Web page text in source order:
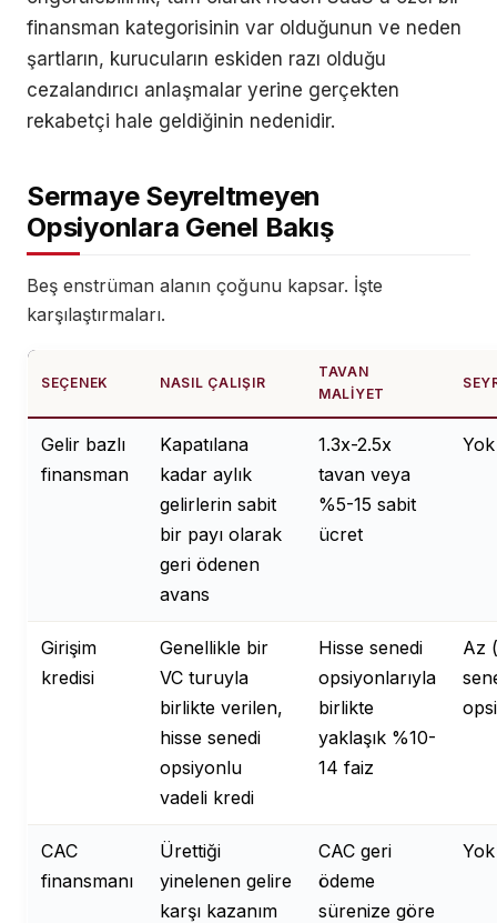
finansman kategorisinin var olduğunun ve neden
şartların, kurucuların eskiden razı olduğu
cezalandırıcı anlaşmalar yerine gerçekten
rekabetçi hale geldiğinin nedenidir.
Sermaye Seyreltmeyen
Opsiyonlara Genel Bakış
Beş enstrüman alanın çoğunu kapsar. İşte
karşılaştırmaları.
SEÇENEK NASIL ÇALIŞIR
TAVAN
MALIYET
Gelir bazlı
finansman
Kapatılana
kadar aylık
gelirlerin sabit
bir payı olarak
geri ödenen
avans
1.3x-2.5x
tavan veya
%5-15 sabit
ücret
Yok
Girişim
kredisi
Genellikle bir
VC turuyla
birlikte verilen,
hisse senedi
opsiyonlu
vadeli kredi
Hisse senedi
opsiyonlarıyla
birlikte
yaklaşık %10-
14 faiz
Az
CAC
finansmanı
Ürettiği
yinelenen gelire
karşı kazanım
CAC geri
ödeme
sürenize göre
Yok